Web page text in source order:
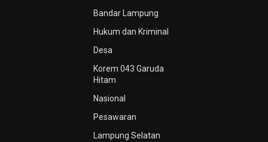
Bandar Lampung
Hukum dan Kriminal
Desa
Korem 043 Garuda
Hitam
Nasional
Pesawaran
Lampung Selatan